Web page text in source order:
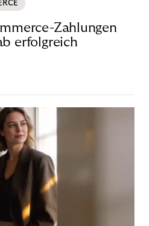
Zahlungen
erfolgreich